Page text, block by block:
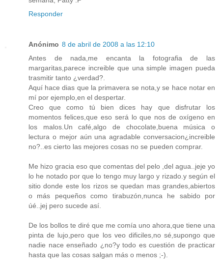
Responder
Anónimo 8 de abril de 2008 a las 12:10
Antes de nada,me encanta la fotografia de las
margaritas,parece increible que una simple imagen pueda
trasmitir tanto ¿verdad?.
Aquí hace dias que la primavera se nota,y se hace notar en
mí por ejemplo,en el despertar.
Creo que como tú bien dices hay que disfrutar los
momentos felices,que eso será lo que nos de oxígeno en
los malos.Un café,algo de chocolate,buena música o
lectura o mejor aún una agradable conversacion¿increible
no?..es cierto las mejores cosas no se pueden comprar.
Me hizo gracia eso que comentas del pelo ,del agua..jeje yo
lo he notado por que lo tengo muy largo y rizado.y según el
sitio donde este los rizos se quedan mas grandes,abiertos
o más pequeños como tirabuzón,nunca he sabido por
úé..jej pero sucede así.
De los bollos te diré que me comía uno ahora,que tiene una
pinta de lujo,pero que los veo dificiles,no sé,supongo que
nadie nace enseñado ¿no?y todo es cuestión de practicar
hasta que las cosas salgan más o menos ;-).